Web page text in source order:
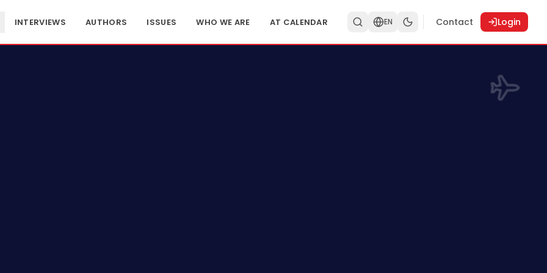
INTERVIEWS AUTHORS ISSUES WHO WE ARE AT CALENDAR EN Contact Login